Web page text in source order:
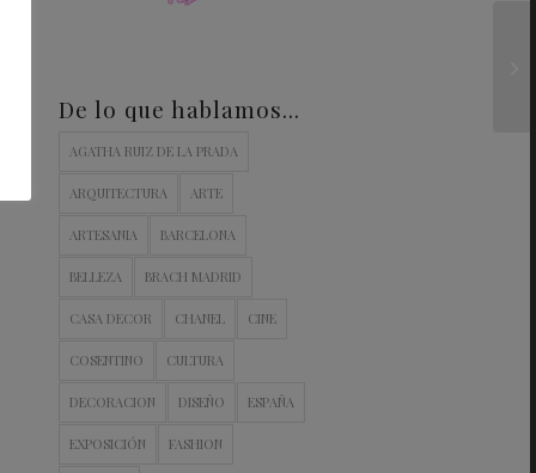
De lo que hablamos…
AGATHA RUIZ DE LA PRADA
ARQUITECTURA ARTE
ARTESANIA BARCELONA
BELLEZA BRACH MADRID
CASA DECOR CHANEL CINE
COSENTINO CULTURA
DECORACION DISEÑO ESPAÑA
EXPOSICIÓN FASHION